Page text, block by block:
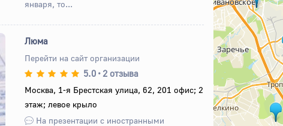
января, то...
Вперед
Люма
Перейти на сайт организации
5.0 • 2 отзыва
Москва, 1-я Брестская улица, 62, 201 офис; 2
этаж; левое крыло
На презентации с иностранными